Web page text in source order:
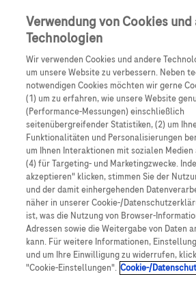
Skip to main content
Produkte
Es tut uns leid, aber es gibt keine
Über Roche
Impressum
Rechtliche Hinweise
Datenschutz
Verwendung von Cookies
Technologien
Wir verwenden Cookies und andere
um unsere Website zu verbessern. Neben
notwendigen Cookies möchten wir gerne
(1) um zu erfahren, wie unsere Website
(Performance-Messungen) einschließlich
seitenübergreifender Statistiken, (2) um
Funktionalitäten und Personalisierungen
um Ihnen Interaktionen mit sozialen
(4) für Targeting- und Marketingzwecke.
akzeptieren" klicken, stimmen Sie der
und der damit einhergehenden
näher in unserer Cookie-/
ist, was die Nutzung von Browser-
Adressen sowie die Weitergabe von Daten
kann. Für weitere Informationen,
und um Ihre Einwilligung zu widerrufen,
"Cookie-Einstellungen". Cookie-/